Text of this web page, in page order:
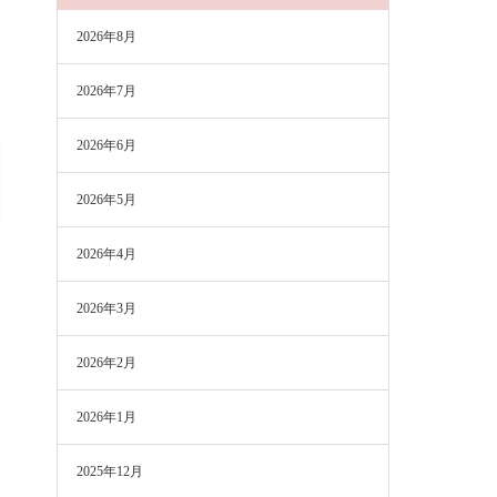
2026年8月
2026年7月
2026年6月
2026年5月
2026年4月
2026年3月
2026年2月
2026年1月
2025年12月